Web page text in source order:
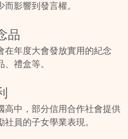
影響到發言權。
品
在年度大會發放實用的紀念
禮盒等。
高中，部分信用合作社會提供
員的子女學業表現。